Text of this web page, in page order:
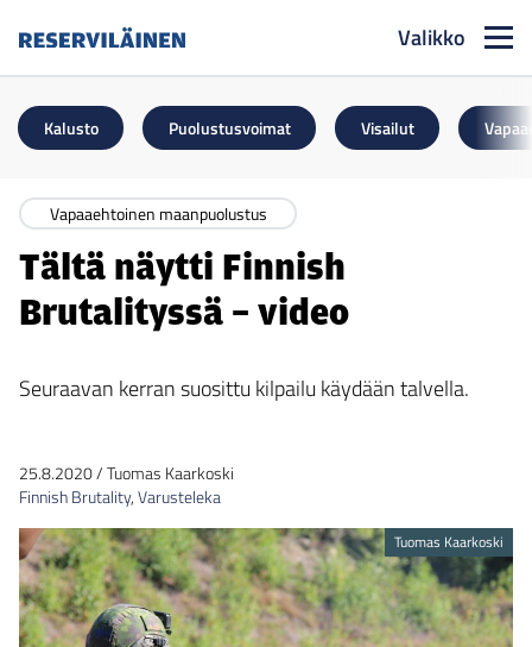
Valikko
Kalusto Puolustusvoimat Visailut
Vapaaehtoinen maanpuolustus
Tältä näytti Finnish
Brutalityssä – video
Seuraavan kerran suosittu kilpailu käydään talvella.
25.8.2020/Tuomas Kaarkoski
Finnish Brutality,Varusteleka
Tuomas Kaarkoski